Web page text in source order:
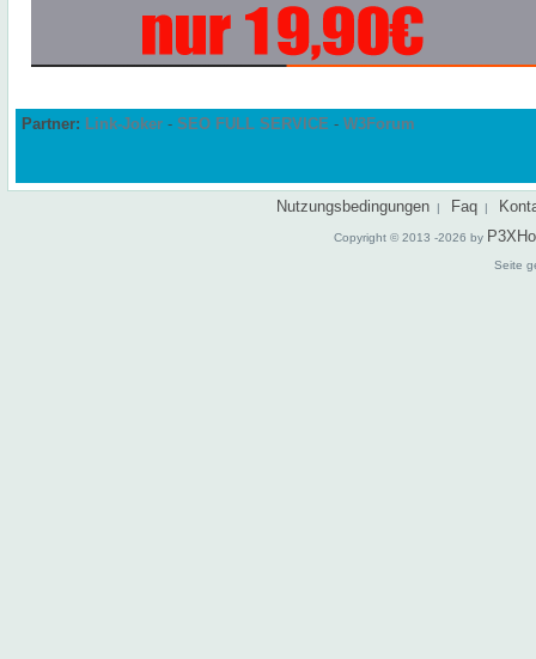
Partner: Link-Joker - SEO FULL SERVICE - W3Forum
Nutzungsbedingungen | Faq |
Copyright © 2013 -2026 by
Seite